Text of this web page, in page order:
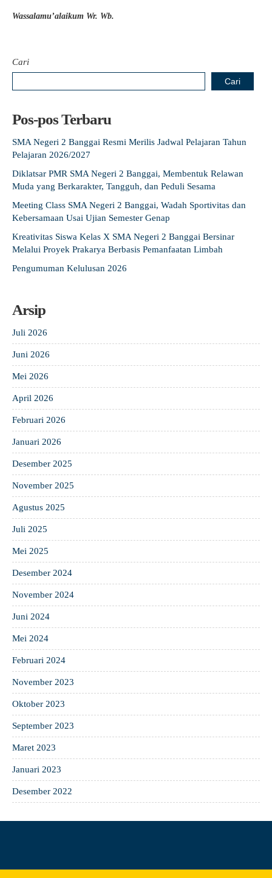
Wassalamu’alaikum Wr. Wb.
Cari
Cari
Pos-pos Terbaru
SMA Negeri 2 Banggai Resmi Merilis Jadwal Pelajaran Tahun
Pelajaran 2026/2027
Diklatsar PMR SMA Negeri 2 Banggai, Membentuk Relawan
Muda yang Berkarakter, Tangguh, dan Peduli Sesama
Meeting Class SMA Negeri 2 Banggai, Wadah Sportivitas dan
Kebersamaan Usai Ujian Semester Genap
Kreativitas Siswa Kelas X SMA Negeri 2 Banggai Bersinar
Melalui Proyek Prakarya Berbasis Pemanfaatan Limbah
Pengumuman Kelulusan 2026
Arsip
Juli 2026
Juni 2026
Mei 2026
April 2026
Februari 2026
Januari 2026
Desember 2025
November 2025
Agustus 2025
Juli 2025
Mei 2025
Desember 2024
November 2024
Juni 2024
Mei 2024
Februari 2024
November 2023
Oktober 2023
September 2023
Maret 2023
Januari 2023
Desember 2022